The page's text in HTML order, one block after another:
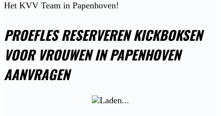
Het KVV Team in Papenhoven!
PROEFLES RESERVEREN KICKBOKSEN
VOOR VROUWEN IN PAPENHOVEN
AANVRAGEN